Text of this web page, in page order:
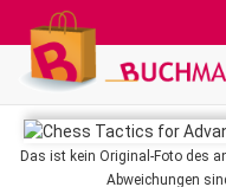
Das ist kein Original-Foto des
Abweichungen